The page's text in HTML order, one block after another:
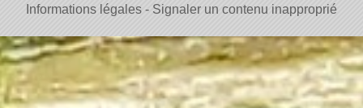
Informations légales
Signaler un contenu inapproprié